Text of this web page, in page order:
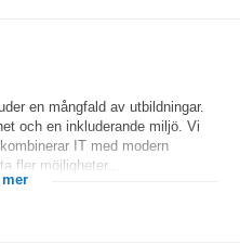
en mångfald av utbildningar.
och en inkluderande miljö. Vi
IT med modern
fler möjligheter...